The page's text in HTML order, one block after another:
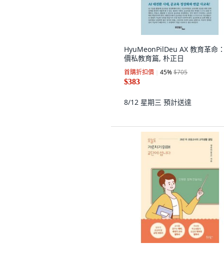
HyuMeonPilDeu AX 教育革命
價私教育篇, 朴正日
首購折扣價 45%$705
$383
8/12 星期三 預計送達